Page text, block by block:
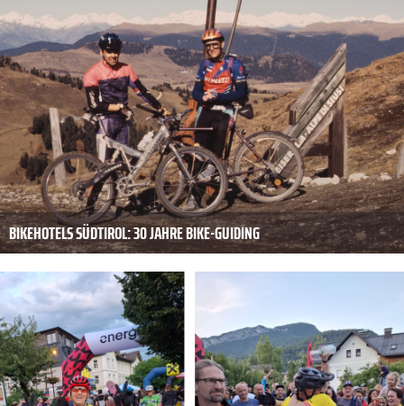
BIKEHOTELS SÜDTIROL: 30 JAHRE BIKE-GUIDING